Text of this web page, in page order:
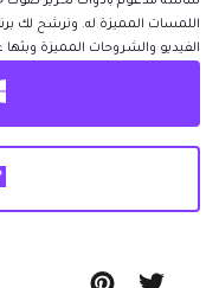
اللمسات المميزة له. ونرشح لك
الفيديو والشروحات المميزة وبثها